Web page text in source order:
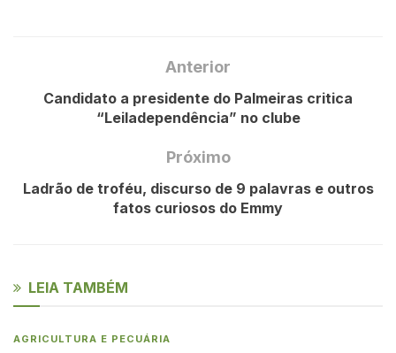
Anterior
Candidato a presidente do Palmeiras critica
“Leiladependência” no clube
Próximo
Ladrão de troféu, discurso de 9 palavras e outros
fatos curiosos do Emmy
LEIA TAMBÉM
AGRICULTURA E PECUÁRIA